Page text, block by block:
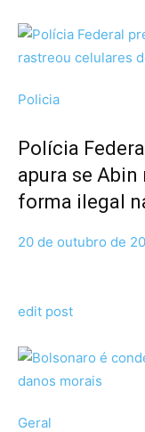
Policia
Polícia
apura se
forma ilegal
20 de outubro de
edit post
Geral